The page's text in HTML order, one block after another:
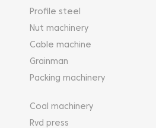
Profile steel
Nut machinery
Cable machine
Grainman
Packing machinery
Coal machinery
Rvd press